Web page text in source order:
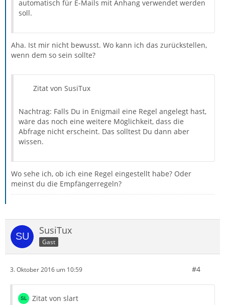
automatisch für E-Mails mit Anhang verwendet werden
soll.
Aha. Ist mir nicht bewusst. Wo kann ich das zurückstellen,
wenn dem so sein sollte?
Zitat von SusiTux
Nachtrag: Falls Du in Enigmail eine Regel angelegt hast,
wäre das noch eine weitere Möglichkeit, dass die
Abfrage nicht erscheint. Das solltest Du dann aber
wissen.
Wo sehe ich, ob ich eine Regel eingestellt habe? Oder
meinst du die Empfängerregeln?
SusiTux
Gast
3. Oktober 2016 um 10:59 #4
Zitat von slart